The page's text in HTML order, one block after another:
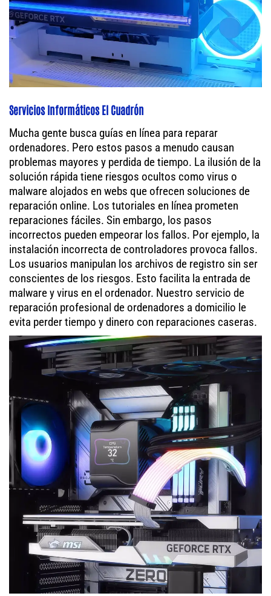
Servicios Informáticos El Cuadrón
Mucha gente busca guías en línea para reparar
ordenadores. Pero estos pasos a menudo causan
problemas mayores y perdida de tiempo. La ilusión de la
solución rápida tiene riesgos ocultos como virus o
malware alojados en webs que ofrecen soluciones de
reparación online. Los tutoriales en línea prometen
reparaciones fáciles. Sin embargo, los pasos
incorrectos pueden empeorar los fallos. Por ejemplo, la
instalación incorrecta de controladores provoca fallos.
Los usuarios manipulan los archivos de registro sin ser
conscientes de los riesgos. Esto facilita la entrada de
malware y virus en el ordenador. Nuestro servicio de
reparación profesional de ordenadores a domicilio le
evita perder tiempo y dinero con reparaciones caseras.